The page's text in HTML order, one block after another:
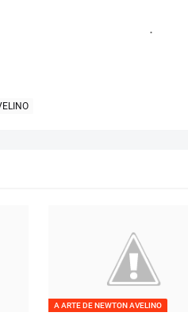
.
A ARTE DE NEWTON AVELINO